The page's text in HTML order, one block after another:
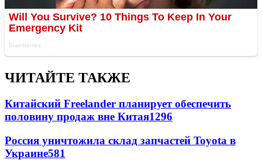
ЧИТАЙТЕ ТАКЖЕ
Китайский Freelander планирует обеспечить
половину продаж вне Китая1296
Россия уничтожила склад запчастей Toyota в
Украине581